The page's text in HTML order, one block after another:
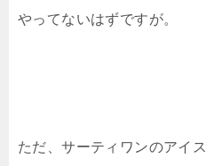
やってないはずですが。
ただ、サーティワンのアイ